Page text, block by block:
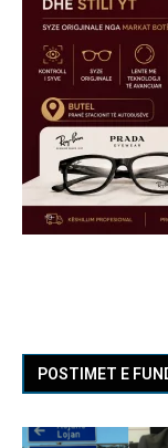
POSTIMET E